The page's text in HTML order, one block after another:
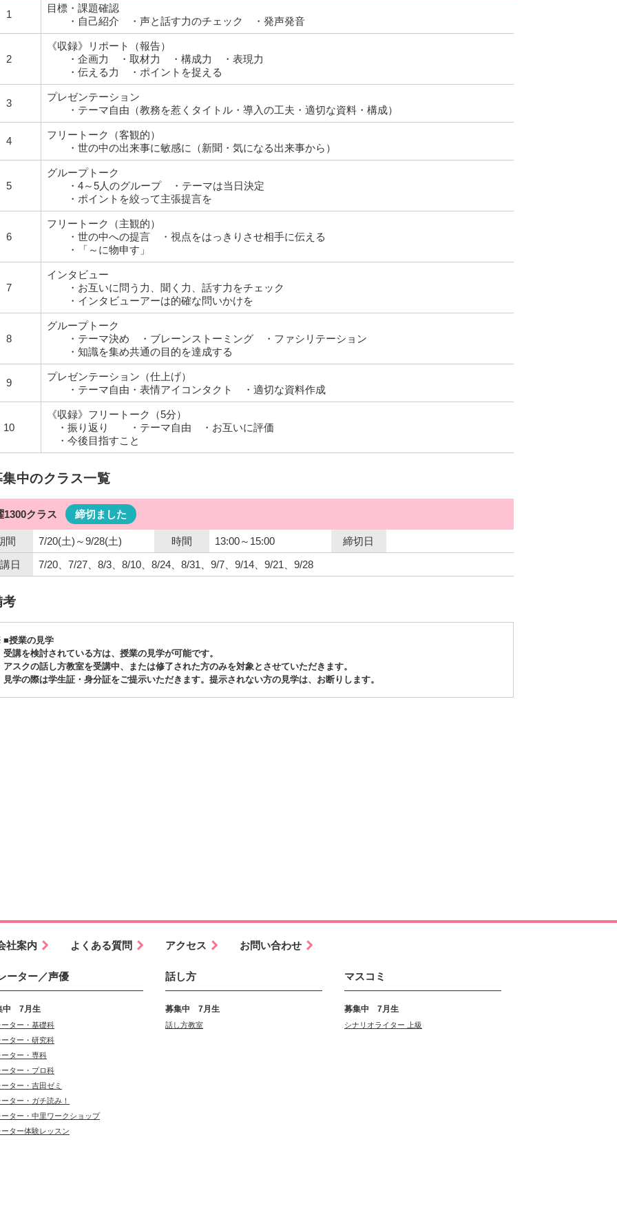
1
目標・課題確認
・自己紹介 ・声と話す力のチェック ・発声発音
2
《収録》リポート（報告）
・企画力 ・取材力 ・構成力 ・表現力
・伝える力 ・ポイントを捉える
3
プレゼンテーション
・テーマ自由（教務を惹くタイトル・導入の工夫・適切な資料・構成）
4
フリートーク（客観的）
・世の中の出来事に敏感に（新聞・気になる出来事から）
5
グループトーク
・4～5人のグループ ・テーマは当日決定
・ポイントを絞って主張提言を
6
フリートーク（主観的）
・世の中への提言 ・視点をはっきりさせ相手に伝える
・「～に物申す」
7
インタビュー
・お互いに問う力、聞く力、話す力をチェック
・インタビューアーは的確な問いかけを
8
グループトーク
・テーマ決め ・ブレーンストーミング ・ファシリテーション
・知識を集め共通の目的を達成する
9
プレゼンテーション（仕上げ）
・テーマ自由・表情アイコンタクト ・適切な資料作成
10
《収録》フリートーク（5分）
・振り返り ・テーマ自由 ・お互いに評価
・今後目指すこと
集中のクラス一覧
1300クラス 締切ました
間 7/20(土)～9/28(土) 時間 13:00～15:00
締切日
日
7/20、7/27、8/3、8/10、8/24、8/31、9/7、9/14、9/21、9/28
考
■授業の見学
受講を検討されている方は、授業の見学が可能です。
アスクの話し方教室を受講中、または修了された方のみを対象とさせていただきます。
見学の際は学生証・身分証をご提示いただきます。提示されない方の見学は、お断りします。
社案内 よくある質問 アクセス お問い合わせ
ーター／声優
中 7月生
ーター・基礎科
ーター・研究科
ーター・専科
ーター・プロ科
ター・吉田ゼミ
ター・ガチ読み！
ーター・中里ワークショップ
ター体験レッスン
話し方
募集中 7月生
話し方教室
マスコミ
募集中 7月生
シナリオライター 上級